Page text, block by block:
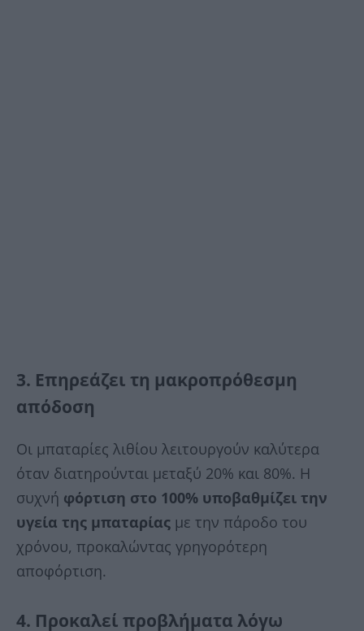
3. Επηρεάζει τη μακροπρόθεσμη
απόδοση
Οι μπαταρίες λιθίου λειτουργούν καλύτερα
όταν διατηρούνται μεταξύ 20% και 80%. Η
συχνή φόρτιση στο 100% υποβαθμίζει την
υγεία της μπαταρίας με την πάροδο του
χρόνου, προκαλώντας γρηγορότερη
αποφόρτιση.
4. Προκαλεί προβλήματα λόγω